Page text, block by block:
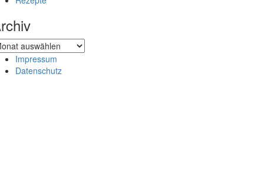
Impressum
Datenschutz